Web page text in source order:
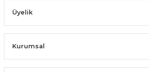
Üyelik
Kurumsal